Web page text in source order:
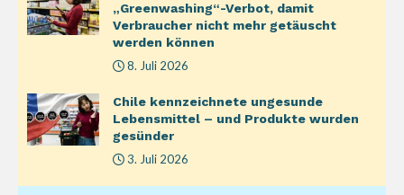
„Greenwashing“-Verbot, damit
Verbraucher nicht mehr getäuscht
werden können
8. Juli 2026
Chile kennzeichnete ungesunde
Lebensmittel – und Produkte wurden
gesünder
3. Juli 2026